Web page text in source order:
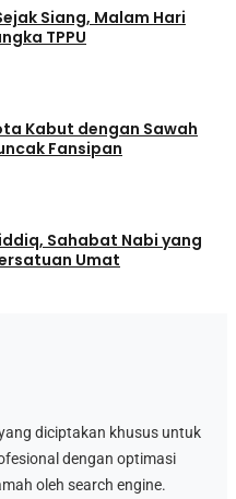
Siang, Malam Hari
TPPU
Kabut dengan Sawah
Fansipan
Sahabat Nabi yang
Umat
diciptakan khusus untuk
dengan optimasi
oleh search engine.